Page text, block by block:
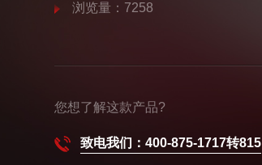
浏览量：7258
您想了解这款产品?
致电我们：400-875-1717转815